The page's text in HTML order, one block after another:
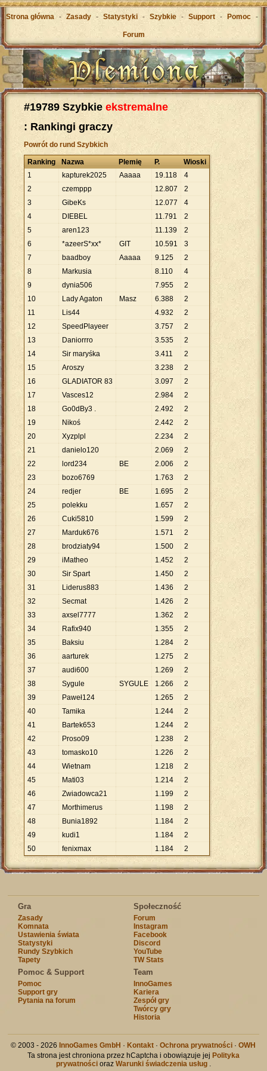
Strona główna - Zasady - Statystyki - Szybkie - Support - Pomoc -
Forum
#19789 Szybkieekstremalne
: Rankingi graczy
Powrót do rund Szybkich
Ranking Nazwa Plemię P.
Wioski
1
kapturek2025 Aaaaa 19.118
4
2
czemppp 12.807
2
3
GibeKs 12.077
4
4
DIEBEL 11.791
2
5
aren123 11.139
2
6
*azeerS*xx* GIT 10.591
3
7
baadboy Aaaaa 9.125
2
8
Markusia 8.110
4
9
dynia506 7.955
2
10
Lady Agaton Masz 6.388
2
11
Lis44 4.932
2
12
SpeedPlayeer 3.757
2
13
Daniorrro 3.535
2
14
Sir maryśka 3.411
2
15
Aroszy 3.238
2
16
GLADIATOR 83 3.097
2
17
Vasces12 2.984
2
18
Go0dBy3 . 2.492
2
19
Nikoś 2.442
2
20
Xyzplpl 2.234
2
21
danielo120 2.069
2
22
lord234 BE 2.006
2
23
bozo6769 1.763
2
24
redjer BE 1.695
2
25
polekku 1.657
2
26
Cuki5810 1.599
2
27
Marduk676 1.571
2
28
brodziaty94 1.500
2
29
iMatheo 1.452
2
30
Sir Spart 1.450
2
31
Liderus883 1.436
2
32
Secmat 1.426
2
33
axsel7777 1.362
2
34
Rafix940 1.355
2
35
Baksiu 1.284
2
36
aarturek 1.275
2
37
audi600 1.269
2
38
Sygule SYGULE 1.266
2
39
Paweł124 1.265
2
40
Tamika 1.244
2
41
Bartek653 1.244
2
42
Proso09 1.238
2
43
tomasko10 1.226
2
44
Wietnam 1.218
2
45
Mati03 1.214
2
46
Zwiadowca21 1.199
2
47
Morthimerus 1.198
2
48
Bunia1892 1.184
2
49
kudi1 1.184
2
50
fenixmax 1.184 2
Gra
Zasady
Komnata
Ustawienia świata
Statystyki
Rundy Szybkich
Tapety
Społeczność
Forum
Instagram
Facebook
Discord
YouTube
TW Stats
Pomoc & Support
Pomoc
Support gry
Pytania na forum
Team
InnoGames
Kariera
Zespół gry
Twórcy gry
Historia
© 2003 - 2026 InnoGames GmbH · Kontakt ·Ochrona prywatności ·OWH
Ta strona jest chroniona przez hCaptcha i obowiązuje jej Polityka
prywatnościoraz Warunki świadczenia usług.